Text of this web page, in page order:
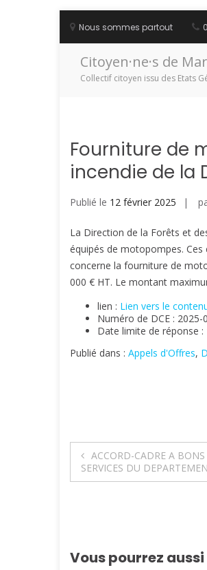
contenu
Nous sommes partout
Citoyen·ne·s de
Collectif citoyen issu des Etats
Fourniture de
incendie de la
Publié le 12 février 2025
La Direction de la Forêts et
équipés de motopompes. Ces
concerne la fourniture de
000 € HT. Le montant
lien : Lien vers le
Numéro de DCE : 2025-
Date limite de réponse :
Publié dans : Appels d'Offres,
Navigation
de
ACCORD-CADRE A
SERVICES DU
Vous pourrez